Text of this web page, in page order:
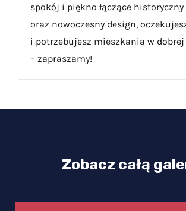
spokój i piękno łączące
oraz nowoczesny design,
i potrzebujesz mieszkania w
– zapraszamy!
Zobacz całą